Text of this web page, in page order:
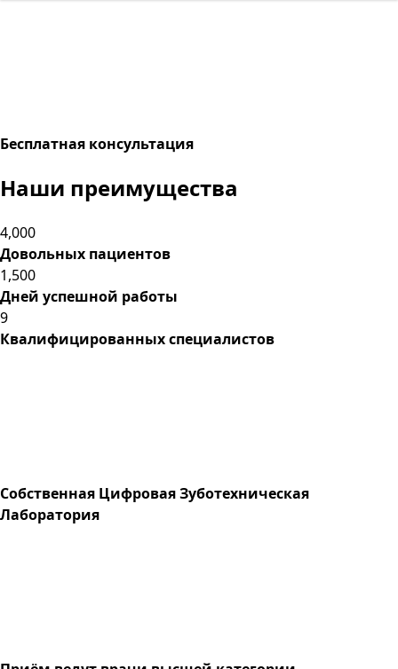
Бесплатная консультация
Наши преимущества
4,000
Довольных пациентов
1,500
Дней успешной работы
9
Квалифицированных специалистов
Собственная Цифровая Зуботехническая
Лаборатория